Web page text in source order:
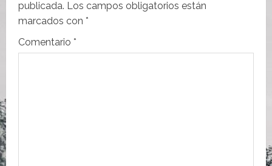
ó
n
publicada. Los campos obligatorios están
marcados con *
Comentario *